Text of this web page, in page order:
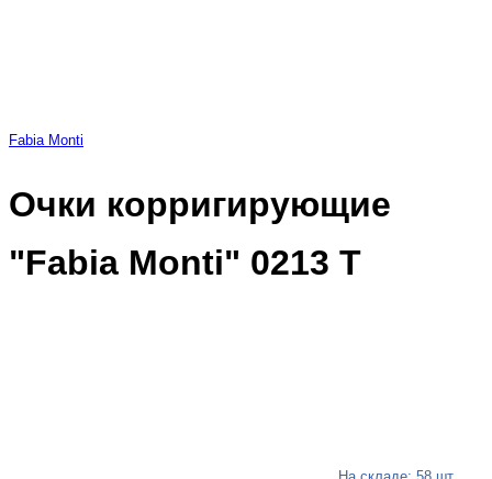
Fabia Monti
Очки корригирующие
"Fabia Monti" 0213 Т